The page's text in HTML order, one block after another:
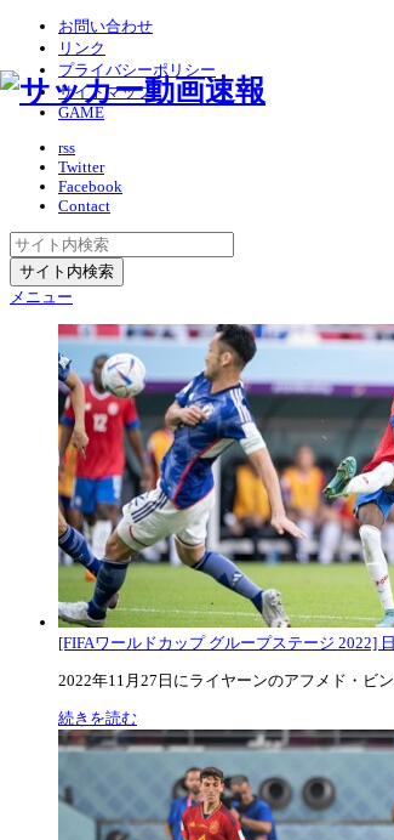
お問い合わせ
リンク
プライバシーポリシー
サイトマップ
GAME
rss
Twitter
Facebook
Contact
メニュー
[FIFAワールドカップ グループステージ 2022]
2022年11月27日にライヤーンのアフメド・ビ
続きを読む